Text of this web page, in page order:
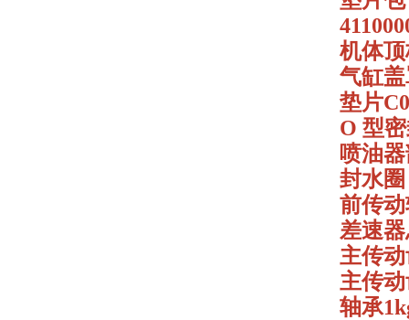
机体顶
气缸盖
垫片
O 型密
喷油
封水圈
前传动
差速器
主传动
主传动
轴承